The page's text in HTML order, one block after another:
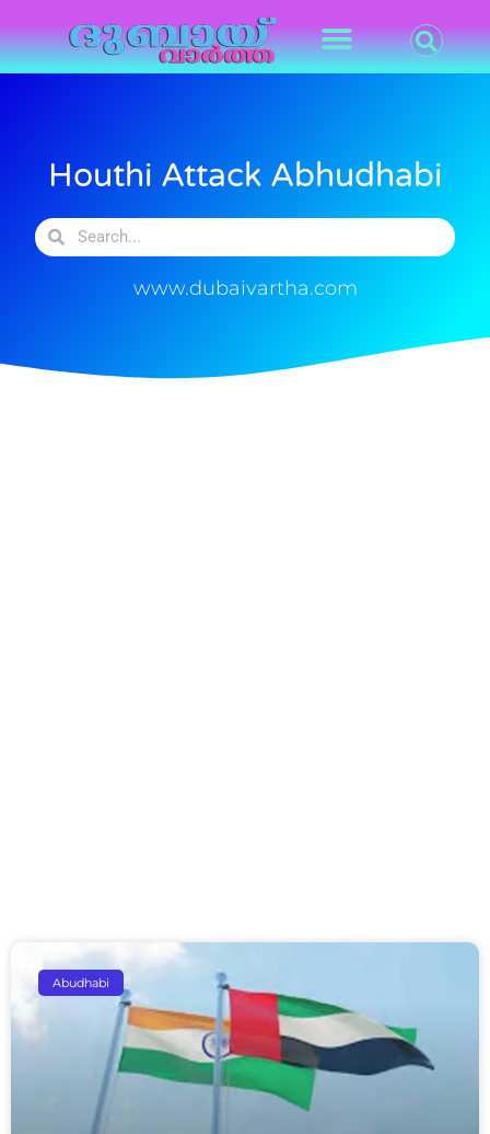
Houthi Attack Abhudhabi
www.dubaivartha.com
Abudhabi